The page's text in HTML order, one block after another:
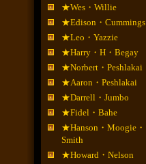
★Wes・Willie
★Edison・Cummings
★Leo・Yazzie
★Harry・H・Begay
★Norbert・Peshlakai
★Aaron・Peshlakai
★Darrell・Jumbo
★Fidel・Bahe
★Hanson・Moogie・
Smith
★Howard・Nelson